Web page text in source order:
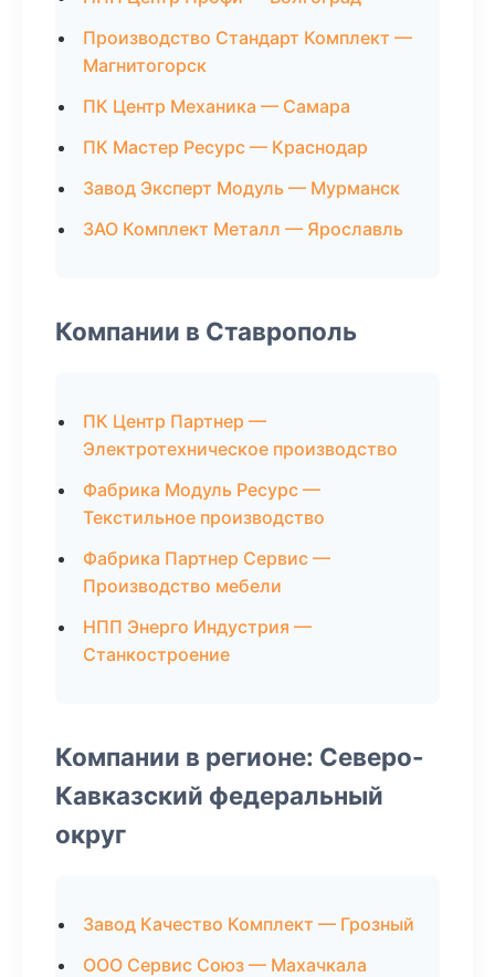
Производство Стандарт Комплект —
Магнитогорск
ПК Центр Механика — Самара
ПК Мастер Ресурс — Краснодар
Завод Эксперт Модуль — Мурманск
ЗАО Комплект Металл — Ярославль
Компании в Ставрополь
ПК Центр Партнер —
Электротехническое производство
Фабрика Модуль Ресурс —
Текстильное производство
Фабрика Партнер Сервис —
Производство мебели
НПП Энерго Индустрия —
Станкостроение
Компании в регионе: Северо-
Кавказский федеральный
округ
Завод Качество Комплект — Грозный
ООО Сервис Союз — Махачкала